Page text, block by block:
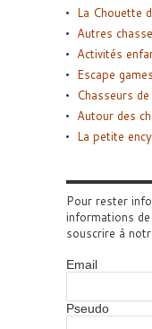
La Chouette
Autres
Activités
Escape
Chasseurs
Autour des
La petite
Pour rester
informations
souscrire à
Email
Pseudo